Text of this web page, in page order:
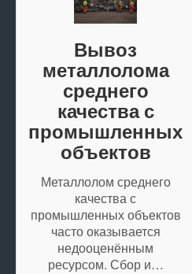
Вывоз
металлолома
среднего
качества с
промышленных
объектов
Металлолом среднего
качества с
промышленных объектов
часто оказывается
недооценённым
ресурсом. Сбор и…